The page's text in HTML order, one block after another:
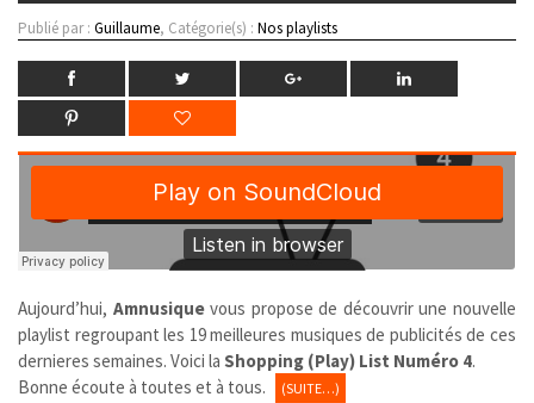
Publié par : Guillaume, Catégorie(s) : Nos playlists
Aujourd’hui, Amnusiquevous propose de découvrir une nouvelle
playlist regroupant les 19 meilleures musiques de publicités de ces
dernieres semaines. Voici la Shopping (Play) List Numéro 4.
Bonne écoute à toutes et à tous.
(SUITE…)